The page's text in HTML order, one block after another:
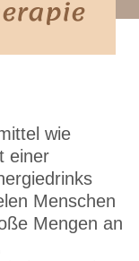
wie
einer
Menschen
Mengen an